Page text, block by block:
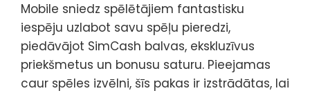
Mobile sniedz spēlētājiem fantastisku
iespēju uzlabot savu spēļu pieredzi,
piedāvājot SimCash balvas, ekskluzīvus
priekšmetus un bonusu saturu. Pieejamas
caur spēles izvēlni, šīs pakas ir izstrādātas, lai